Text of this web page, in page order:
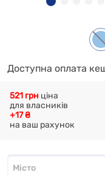
Доступна оплата
+17 ₴
на ваш рахунок
521 грн ціна
для власників
Місто*
Місто